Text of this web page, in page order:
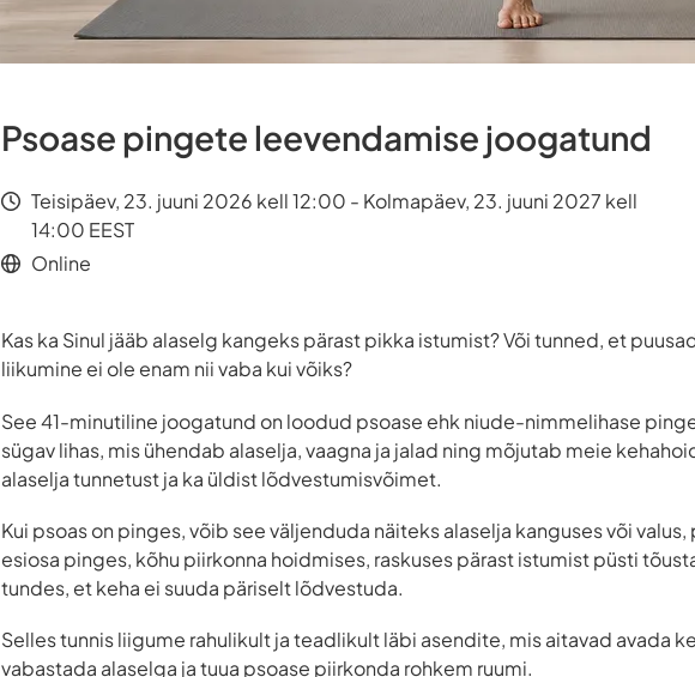
Psoase pingete leevendamise joogatund
Teisipäev, 23. juuni 2026 kell 12:00 - Kolmapäev, 23. juuni 2027 kell
14:00 EEST
Online
Kas ka Sinul jääb alaselg kangeks pärast pikka istumist? Või tunned, et
liikumine ei ole enam nii vaba kui võiks?
See 41-minutiline joogatund on loodud psoase ehk niude-nimmelihase
sügav lihas, mis ühendab alaselja, vaagna ja jalad ning mõjutab meie
alaselja tunnetust ja ka üldist lõdvestumisvõimet.
Kui psoas on pinges, võib see väljenduda näiteks alaselja kanguses või
esiosa pinges, kõhu piirkonna hoidmises, raskuses pärast istumist püsti
tundes, et keha ei suuda päriselt lõdvestuda.
Selles tunnis liigume rahulikult ja teadlikult läbi asendite, mis aitavad avada
vabastada alaselga ja tuua psoase piirkonda rohkem ruumi.